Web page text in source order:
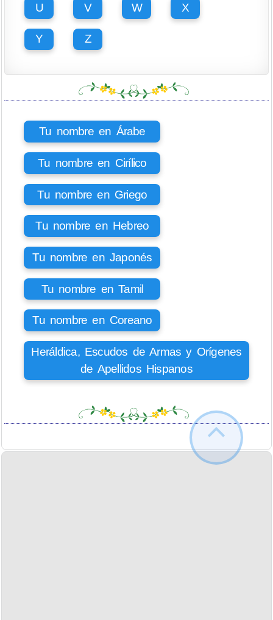
U V W X
Y Z
Tu nombre en Árabe
Tu nombre en Cirílico
Tu nombre en Griego
Tu nombre en Hebreo
Tu nombre en Japonés
Tu nombre en Tamil
Tu nombre en Coreano
Heráldica, Escudos de Armas y Orígenes
de Apellidos Hispanos